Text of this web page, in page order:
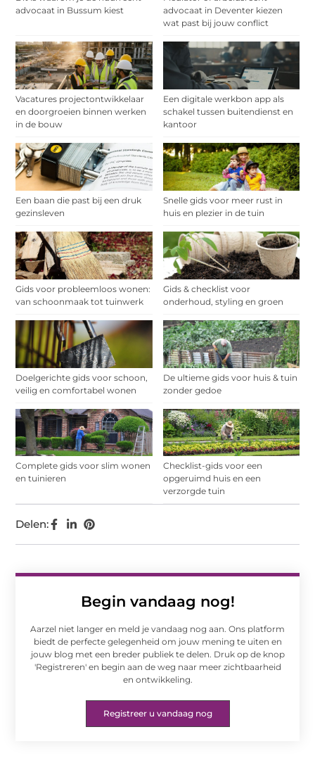
advocaat in Bussum kiest
advocaat in Deventer kiezen
wat past bij jouw conflict
Vacatures projectontwikkelaar
en doorgroeien binnen werken
in de bouw
Een digitale werkbon app als
schakel tussen buitendienst en
kantoor
Een baan die past bij een druk
gezinsleven
Snelle gids voor meer rust in
huis en plezier in de tuin
Gids voor probleemloos wonen:
van schoonmaak tot tuinwerk
Gids & checklist voor
onderhoud, styling en groen
Doelgerichte gids voor schoon,
veilig en comfortabel wonen
De ultieme gids voor huis & tuin
zonder gedoe
Complete gids voor slim wonen
en tuinieren
Checklist-gids voor een
opgeruimd huis en een
verzorgde tuin
Begin vandaag nog!
Aarzel niet langer en meld je vandaag nog aan. Ons platform
biedt de perfecte gelegenheid om jouw mening te uiten en
jouw blog met een breder publiek te delen. Druk op de knop
'Registreren' en begin aan de weg naar meer zichtbaarheid
en ontwikkeling.
Registreer u vandaag nog
Delen: